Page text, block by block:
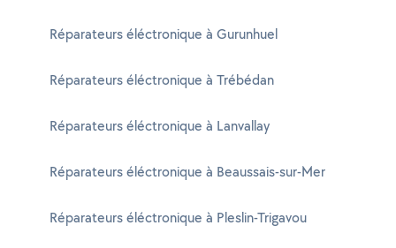
Réparateurs éléctronique à Gurunhuel
Réparateurs éléctronique à Trébédan
Réparateurs éléctronique à Lanvallay
Réparateurs éléctronique à Beaussais-sur-Mer
Réparateurs éléctronique à Pleslin-Trigavou